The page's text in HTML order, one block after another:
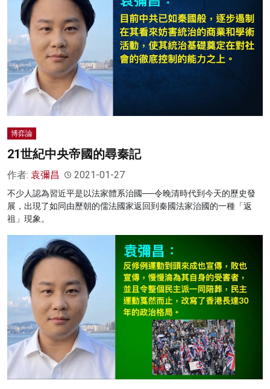
博弈論
21世紀中央帝國的尋秦記
作者: 袁彌昌 2021-01-27
不少人認為習近平是以法家體系治國──令晚清時代到今天的歷史發
展，出現了如同由歷朝的儒法國家返回到秦國法家治國的一種「返
祖」現象。